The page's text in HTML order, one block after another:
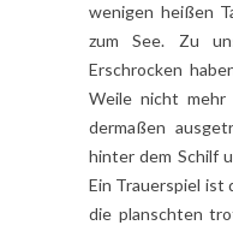
wenigen heißen
zum See. Zu
Erschrocken
Weile nicht
dermaßen
hinter dem Schilf
Ein Trauerspiel ist
die planschten